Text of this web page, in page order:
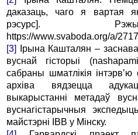
даказаць, чаго я вартая
рэсурс].
https://www.svaboda.org/a/
[3]
Ірына Кашталян –
вуснай гісторыі
сабраны шматлікія
архіва вядзецца
выкарыстанні метадаў
вуснагістарычныя
майстэрні IBB у Мінску.